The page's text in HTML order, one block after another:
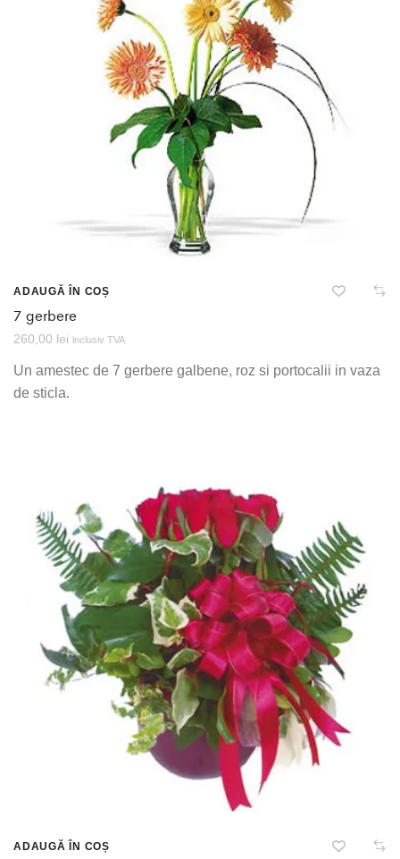
ADAUGĂ ÎN COȘ
7 gerbere
260,00 lei inclusiv TVA
Un amestec de 7 gerbere galbene, roz si portocalii in vaza
de sticla.
ADAUGĂ ÎN COȘ